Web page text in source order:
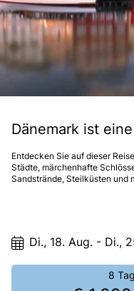
Dänemark ist
Entdecken Sie auf dieser
Städte, märchenhafte
Sandstrände, Steilküsten und
Di., 18. Aug. - Di.,
8